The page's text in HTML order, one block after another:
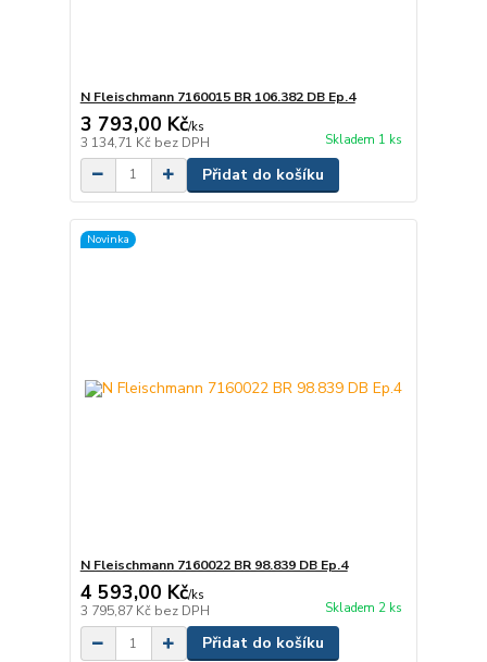
N Fleischmann 7160015 BR 106.382 DB Ep.4
3 793,00 Kč/ks
3 134,71 Kč bez DPH Skladem 1 ks
Přidat do košíku
Novinka
N Fleischmann 7160022 BR 98.839 DB Ep.4
4 593,00 Kč/ks
3 795,87 Kč bez DPH Skladem 2 ks
Přidat do košíku